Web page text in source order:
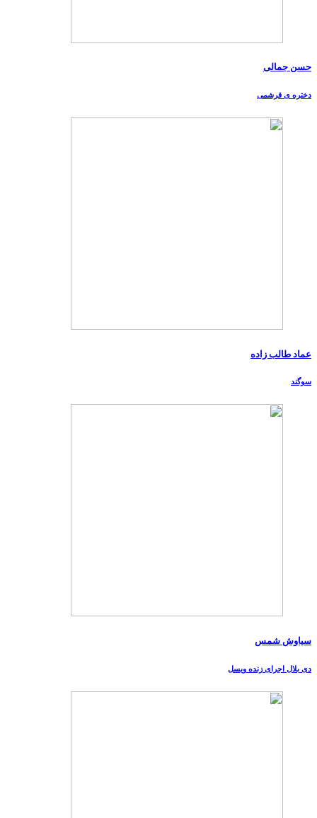
حسن جمالی
دختره ی قرشمی
عماد طالب زاده
سوگند
سیاوش شمس
دی بلال اجرای زنده ویسل